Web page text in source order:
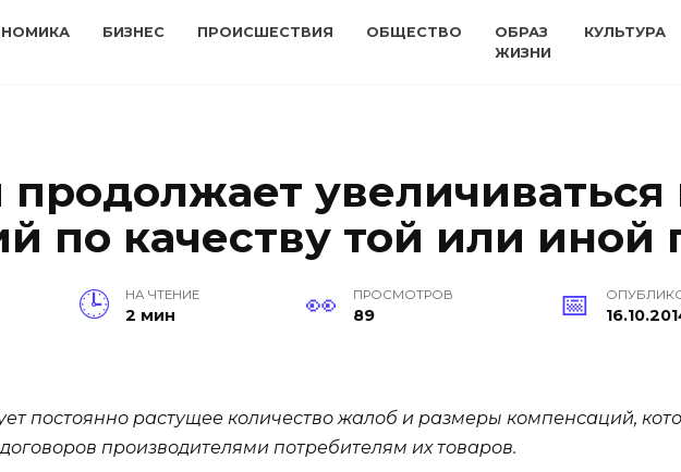
БИЗНЕС ПРОИСШЕСТВИЯ ОБЩЕСТВО
ОБРАЗ
ЖИЗНИ
КУЛЬТУРА
продолжает увеличиваться
по качеству той или иной
НА ЧТЕНИЕ
2 мин
ПРОСМОТРОВ
89
постоянно растущее количество жалоб и размеры компенсаций,
производителями потребителям их товаров.